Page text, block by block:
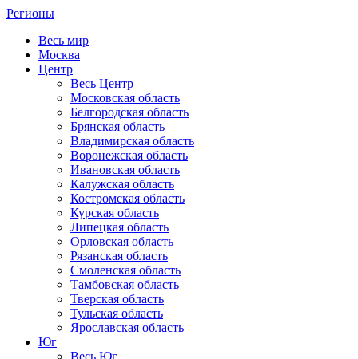
Регионы
Весь мир
Москва
Центр
Весь Центр
Московская область
Белгородская область
Брянская область
Владимирская область
Воронежская область
Ивановская область
Калужская область
Костромская область
Курская область
Липецкая область
Орловская область
Рязанская область
Смоленская область
Тамбовская область
Тверская область
Тульская область
Ярославская область
Юг
Весь Юг